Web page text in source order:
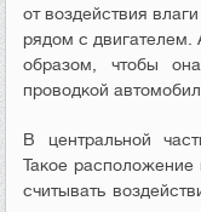
от воздействия
рядом с двигателем.
образом, чтобы
проводкой
В центральной
Такое расположение
считывать